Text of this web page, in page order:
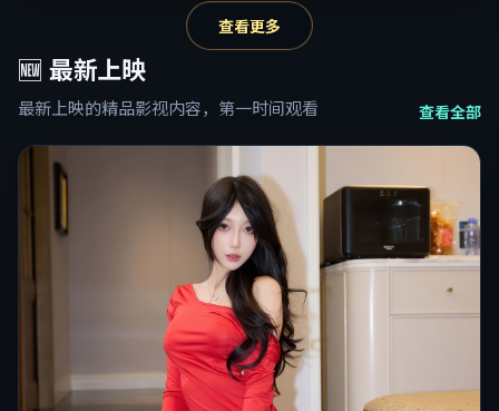
查看更多
🆕 最新上映
最新上映的精品影视内容，第一时间观看 查看全部